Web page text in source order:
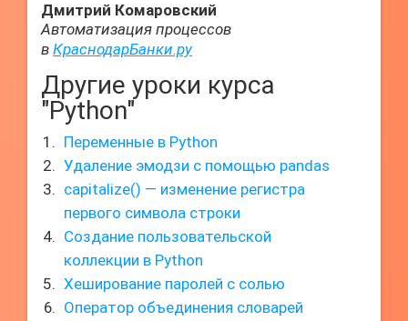
Дмитрий Комаровский
Автоматизация процессов
в КраснодарБанки.ру
Другие уроки курса
"Python"
Переменные в Python
Удаление эмодзи с помощью pandas
capitalize() — изменение регистра
первого символа строки
Создание пользовательской
коллекции в Python
Хеширование паролей с солью
Оператор объединения словарей